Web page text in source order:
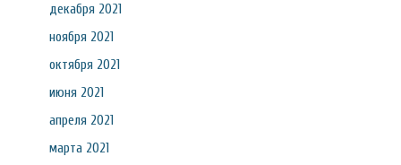
декабря 2021
ноября 2021
октября 2021
июня 2021
апреля 2021
марта 2021